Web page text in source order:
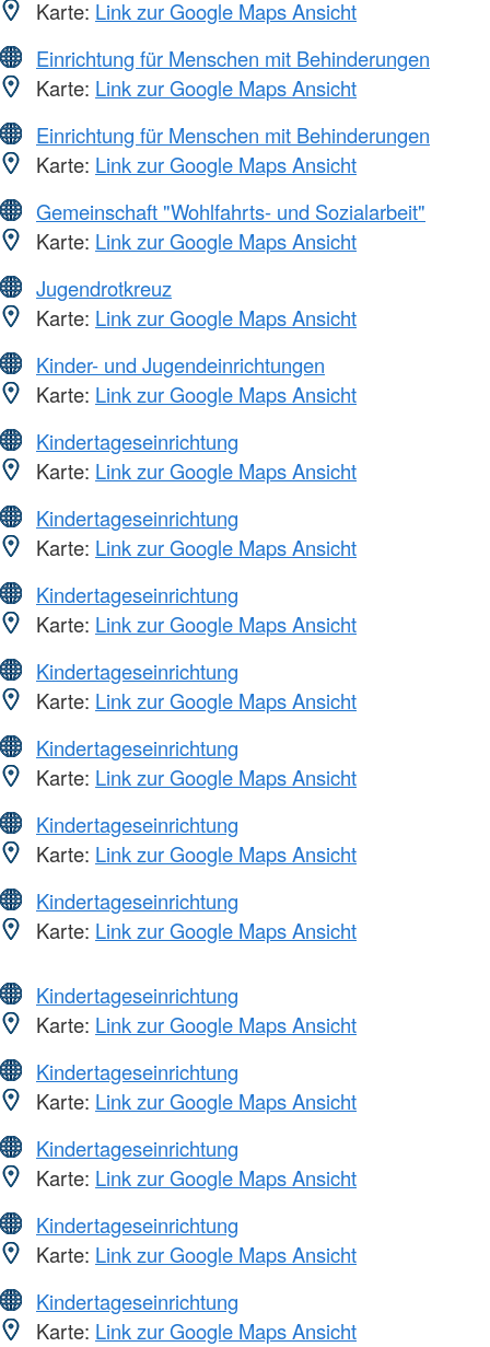
Karte: Link zur Google Maps Ansicht
Einrichtung für Menschen mit Behinderungen
Karte: Link zur Google Maps Ansicht
Einrichtung für Menschen mit Behinderungen
Karte: Link zur Google Maps Ansicht
Gemeinschaft "Wohlfahrts- und Sozialarbeit"
Karte: Link zur Google Maps Ansicht
Jugendrotkreuz
Karte: Link zur Google Maps Ansicht
Kinder- und Jugendeinrichtungen
Karte: Link zur Google Maps Ansicht
Kindertageseinrichtung
Karte: Link zur Google Maps Ansicht
Kindertageseinrichtung
Karte: Link zur Google Maps Ansicht
Kindertageseinrichtung
Karte: Link zur Google Maps Ansicht
Kindertageseinrichtung
Karte: Link zur Google Maps Ansicht
Kindertageseinrichtung
Karte: Link zur Google Maps Ansicht
Kindertageseinrichtung
Karte: Link zur Google Maps Ansicht
Kindertageseinrichtung
Karte: Link zur Google Maps Ansicht
Kindertageseinrichtung
Karte: Link zur Google Maps Ansicht
Kindertageseinrichtung
Karte: Link zur Google Maps Ansicht
Kindertageseinrichtung
Karte: Link zur Google Maps Ansicht
Kindertageseinrichtung
Karte: Link zur Google Maps Ansicht
Kindertageseinrichtung
Karte: Link zur Google Maps Ansicht